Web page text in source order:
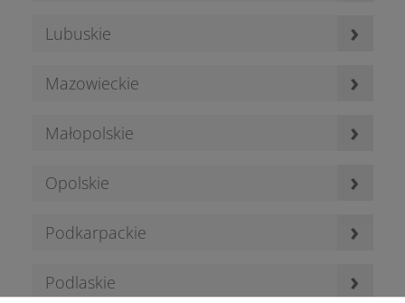
Lubuskie ›
Mazowieckie ›
Małopolskie ›
Opolskie ›
Podkarpackie ›
Podlaskie ›